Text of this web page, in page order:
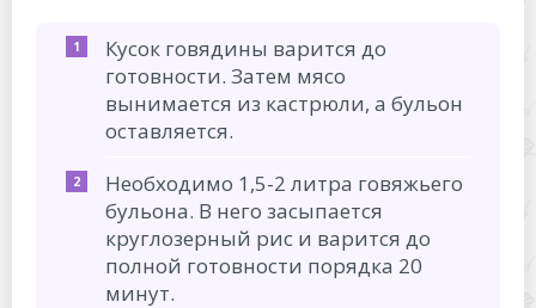
Кусок говядины варится до
готовности. Затем мясо
вынимается из кастрюли, а бульон
оставляется.
Необходимо 1,5-2 литра говяжьего
бульона. В него засыпается
круглозерный рис и варится до
полной готовности порядка 20
минут.